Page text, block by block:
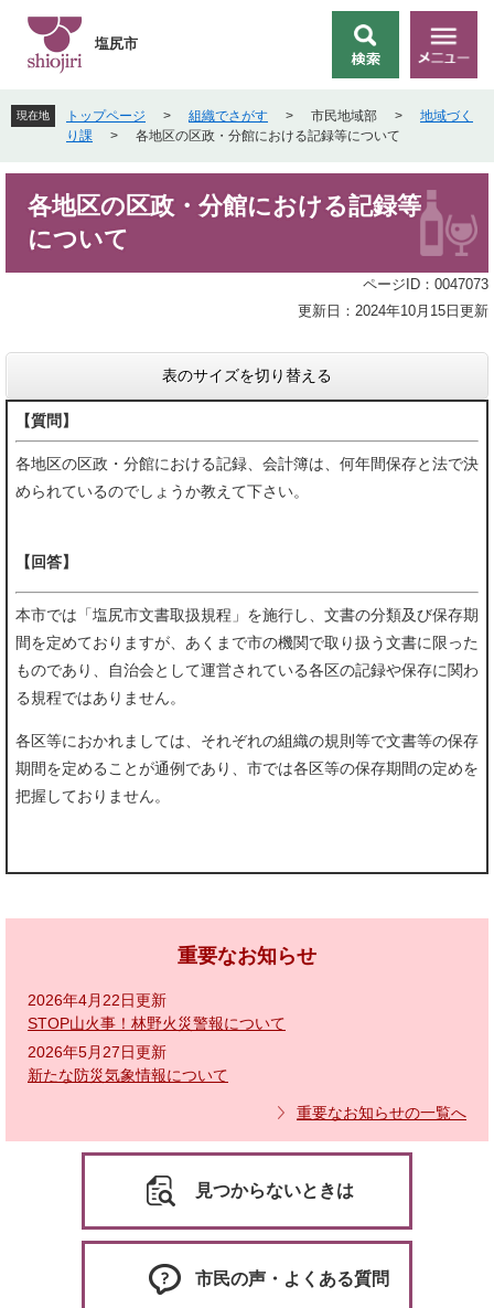
先
頭
す
を
飛
し
索
メ
ニ
ー
塩尻市
現在地 トップページ > 組織でさがす > 市民地域部 >
地域づく
り課
> 各地区の区政・分館における記録等について
各地区の区政・分館における記録等
について
ページID：0047073
更新日：2024年10月15日更新
表のサイズを切り替える
【質問】
各地区の区政・分館における記録、会計簿は、何年間保存と法で決
められているのでしょうか教えて下さい。
【回答】
本市では「塩尻市文書取扱規程」を施行し、文書の分類及び保存期
間を定めておりますが、あくまで市の機関で取り扱う文書に限った
ものであり、自治会として運営されている各区の記録や保存に関わ
る規程ではありません。
各区等におかれましては、それぞれの組織の規則等で文書等の保存
期間を定めることが通例であり、市では各区等の保存期間の定めを
把握しておりません。
重要なお知らせ
2026年4月22日更新
STOP山火事！林野火災警報について
2026年5月27日更新
新たな防災気象情報について
重要なお知らせの一覧へ
見つからないときは
市民の声・よくある質問